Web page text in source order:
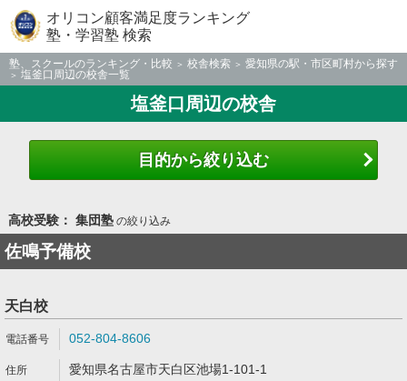
オリコン顧客満足度ランキング
塾・学習塾 検索
塾、スクールのランキング・比較 校舎検索
愛知県の駅・市区町村から探す
塩釜口周辺の校舎一覧
塩釜口周辺の校舎
目的から絞り込む
高校受験： 集団塾の絞り込み
佐鳴予備校
天白校
052-804-8606
愛知県名古屋市天白区池場1-101-1